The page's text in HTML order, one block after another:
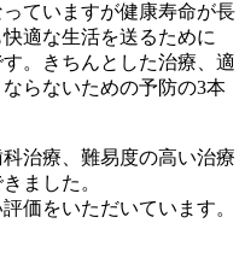
ていますが健康寿命が長
適な生活を送るために
。きちんとした治療、適
らないための予防の3本
治療、難易度の高い治療
ました。
価をいただいています。